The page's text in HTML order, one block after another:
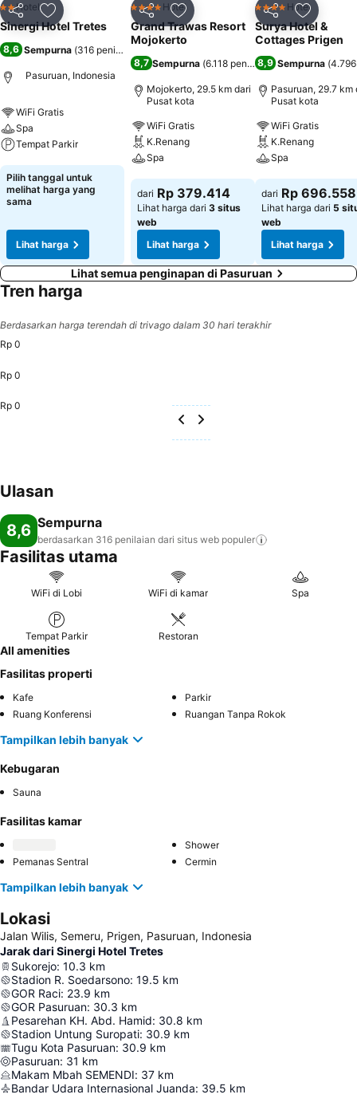
BagikanTambahkan ke favorit
2 Bintang
Hotel
Sinergi Hotel Tretes
8,6 Sempurna (316 penilaian
Pasuruan, Indonesia
WiFi Gratis
Spa
Tempat Parkir
Lihat harga
Pilih tanggal untuk
melihat harga yang
sama
Lihat harga
BagikanTambahkan ke favorit
4 BintangHotel
Grand Trawas Resort
Mojokerto
8,7 Sempurna (6.118 penilaian)
Mojokerto, 29.5 km dari
Pusat kota
WiFi Gratis
K.Renang
Spa
Lihat harga
dari Rp 379.414
Lihat harga dari 3 situs
web
Lihat harga
Bagikan
4 BintangHotel
Surya Hotel &
Cottages Prigen
8,9 Sempurna (
Pasuruan, 29.7 km
Pusat kota
WiFi Gratis
K.Renang
Spa
Lihat harga
dari Rp 696.558
Lihat harga dari 5
web
Lihat harga
Lihat semua penginapan di Pasuruan
Tren harga
Berdasarkan harga terendah di trivago dalam 30 hari terakhir
Rp 0
Rp 0
Rp 0
Ulasan
8,6 Sempurna
berdasarkan 316 penilaian dari situs web populer
Fasilitas utama
WiFi di Lobi WiFi di kamar Spa
Tempat Parkir Restoran
All amenities
Fasilitas properti
Kafe
Parkir
Ruang Konferensi
Ruangan Tanpa Rokok
Tampilkan lebih banyak
Kebugaran
Sauna
Fasilitas kamar
Shower
Pemanas Sentral
Cermin
Tampilkan lebih banyak
Lokasi
Jalan Wilis, Semeru, Prigen, Pasuruan, Indonesia
Jarak dari Sinergi Hotel Tretes
Sukorejo: 10.3 km
Stadion R. Soedarsono: 19.5 km
GOR Raci: 23.9 km
GOR Pasuruan: 30.3 km
Pesarehan KH. Abd. Hamid: 30.8 km
Stadion Untung Suropati: 30.9 km
Tugu Kota Pasuruan: 30.9 km
Pasuruan: 31 km
Makam Mbah SEMENDI: 37 km
Bandar Udara Internasional Juanda: 39.5 km